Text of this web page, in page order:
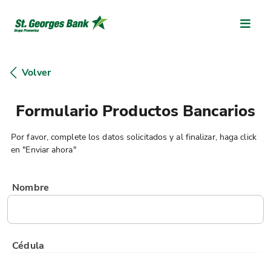
Volver
Formulario Productos Bancarios
Por favor, complete los datos solicitados y al finalizar, haga click
en "Enviar ahora"
Nombre
Cédula